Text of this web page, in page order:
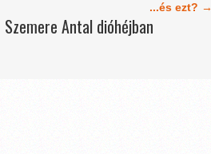
...és ezt? →
Szemere Antal dióhéjban